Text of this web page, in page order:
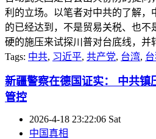
利的立场。以笔者对中共的了解，
的已经达到，不是贸易关税、也不
硬的施压来试探川普对台底线，并
Tags: 中共, 习近平, 共产党, 台湾,
新疆警察在德国证实： 中共镇
管控
2026-4-18 23:22:06 Sat
中国真相